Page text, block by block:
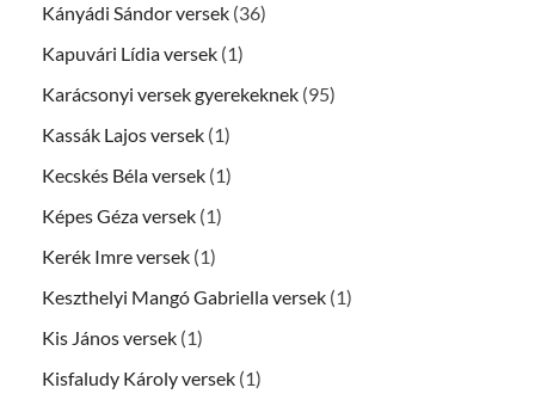
Kányádi Sándor versek (36)
Kapuvári Lídia versek (1)
Karácsonyi versek gyerekeknek (95)
Kassák Lajos versek (1)
Kecskés Béla versek (1)
Képes Géza versek (1)
Kerék Imre versek (1)
Keszthelyi Mangó Gabriella versek (1)
Kis János versek (1)
Kisfaludy Károly versek (1)